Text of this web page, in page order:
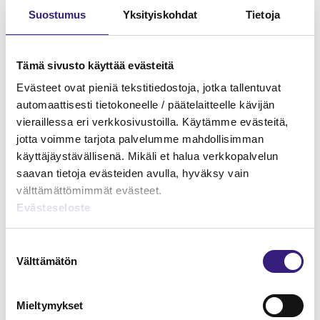
Suostumus Yksityiskohdat Tietoja
Tämä sivusto käyttää evästeitä
Evästeet ovat pieniä tekstitiedostoja, jotka tallentuvat
automaattisesti tietokoneelle / päätelaitteelle kävijän
vieraillessa eri verkkosivustoilla. Käytämme evästeitä,
jotta voimme tarjota palvelumme mahdollisimman
käyttäjäystävällisenä. Mikäli et halua verkkopalvelun
saavan tietoja evästeiden avulla, hyväksy vain
välttämättömimmät evästeet.
Evästeseloste
valinta
Välttämätön
Mieltymykset
HUOLTOVARMUUS JA VARAUTUMINEN